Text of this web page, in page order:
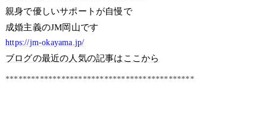
親身で優しいサポートが自慢で
成婚主義のJM岡山です
https://jm-okayama.jp/
ブログの最近の人気の記事はここから
********************************************